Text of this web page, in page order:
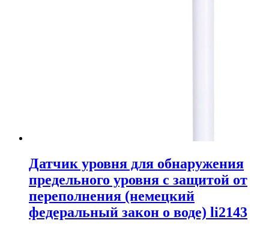
Датчик уровня для обнаружения
предельного уровня с защитой от
переполнения (немецкий
федеральный закон о воде) li2143